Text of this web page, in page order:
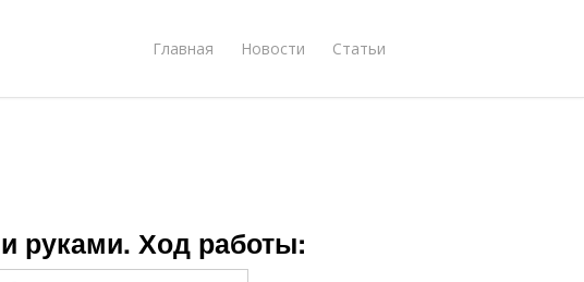
Главная Новости Статьи
руками. Ход работы: